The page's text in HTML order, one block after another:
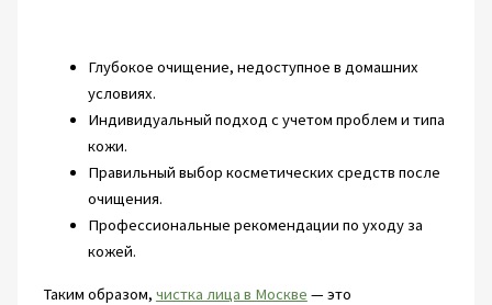
Глубокое очищение, недоступное в домашних
условиях.
Индивидуальный подход с учетом проблем и типа
кожи.
Правильный выбор косметических средств после
очищения.
Профессиональные рекомендации по уходу за
кожей.
Таким образом, чистка лица в Москве — это